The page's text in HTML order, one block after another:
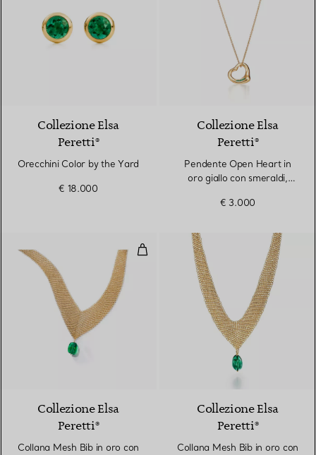
Collezione Elsa
Peretti®
Orecchini Color by the Yard
€ 18.000
Collezione Elsa
Peretti®
Pendente Open Heart in
oro giallo con smeraldi,
€ 3.000
Collana Mesh Bib in oro con
Collezione Elsa
Peretti®
Collana Mesh Bib in oro con
Collezione Elsa
Peretti®
Collana Mesh Bib in oro con